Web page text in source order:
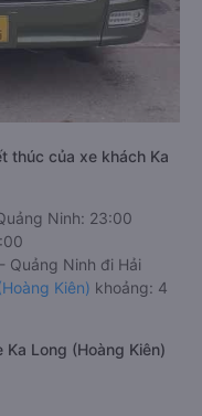
thúc của xe khách Ka
Ninh: 23:00
Quảng Ninh đi Hải
Kiên) khoảng: 4
Long (Hoàng Kiên)